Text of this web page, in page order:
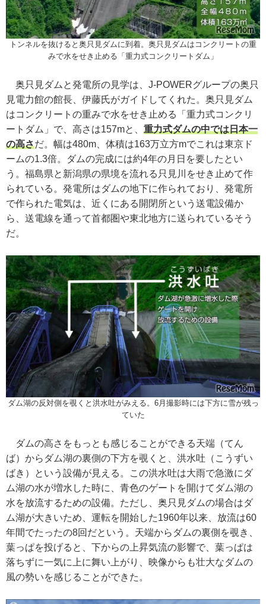
トンネルを抜けると奥只見ダムに到着。奥只見ダムはコンクリートの重
みで水をせき止める「重力式コンクリートダム」
奥只見ダムと発電所の見学は、J-POWERグループの奥只
見電力館の館長、伊藤氏がガイドしてくれた。奥只見ダム
はコンクリートの重みで水をせき止める「重力式コンクリ
ートダム」で、高さは157mと、 重力式ダムの中では日本一
の高さだ。幅は480m、体積は163万立方mでこれは東京ド
ームの1.3倍。ダムの完成には約4年の月日を要したとい
う。福島県と新潟県の県境を流れる只見川をせき止めて作
られている。発電所はダムの地下に作られており、発電所
で作られた電気は、近くにある開閉所という送電設備か
ら、送電線を通って首都圏や東北地方に送られているそう
だ。
ダム湖の反対側を覗くと洪水吐がみえる。6月撮影時には下方に雪が残っ
ていた
ダムの高さをもっとも感じることができる天端（てん
ば）からダム湖の裏側の下方を覗くと、洪水吐（こうずい
ばき）という設備が見える。この洪水吐は大雨で急激にダ
ム湖の水が増水した時に、青色のゲートを開けてダム湖の
水を放流するための設備。ただし、奥只見ダムの場合はダ
ム湖が大きいため、運転を開始した1960年以来、放流は60
年間でたったの8回だという。天端からダムの裏側を覗き、
葉っぱを投げると、下からの上昇気流の影響で、葉っぱは
落ちずに一気に上に舞い上がり、映像からも壮大なダムの
風の勢いを感じることができた。